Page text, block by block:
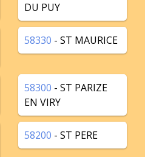
DU PUY
58330 - ST MAURICE
58300 - ST PARIZE
EN VIRY
58200 - ST PERE